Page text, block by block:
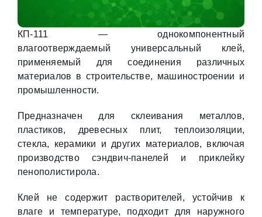
КП-111 — однокомпонентный
влагоотверждаемый универсальный клей,
применяемый для соединения различных
материалов в строительстве, машиностроении и
промышленности.
Предназначен для склеивания металлов,
пластиков, древесных плит, теплоизоляции,
стекла, керамики и других материалов, включая
производство сэндвич-панелей и приклейку
пенополистирола.
Клей не содержит растворителей, устойчив к
влаге и температуре, подходит для наружного